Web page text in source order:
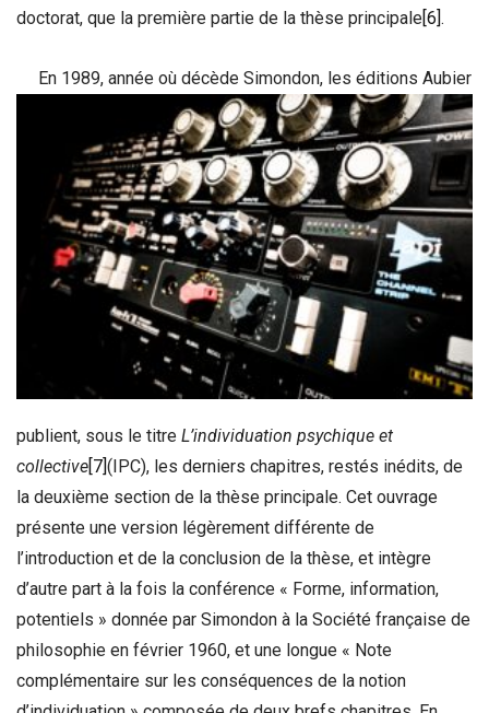
doctorat, que la première partie de la thèse principale [6] .
En 1989, année où décède Simondon, les éditions Aubier
publient, sous le titre L’individuation psychique et
collective[7](IPC), les derniers chapitres, restés inédits, de
la deuxième section de la thèse principale. Cet ouvrage
présente une version légèrement différente de
l’introduction et de la conclusion de la thèse, et intègre
d’autre part à la fois la conférence « Forme, information,
potentiels » donnée par Simondon à la Société française de
philosophie en février 1960, et une longue « Note
complémentaire sur les conséquences de la notion